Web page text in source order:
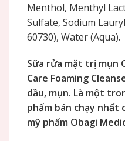
Menthol​,​ Menthyl
Sulfate​,​ Sodium
60730)​,​ Water (Aqua)​.
Sữa rửa mặt trị mụn
Care Foaming
dầu, mụn. Là một
phẩm bán chạy nhất
mỹ phẩm Obagi